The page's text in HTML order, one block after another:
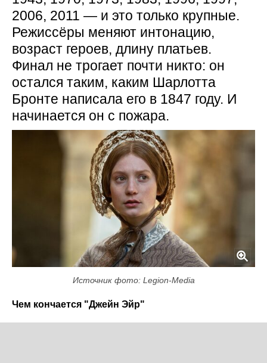
2006, 2011 — и это только крупные.
Режиссёры меняют интонацию,
возраст героев, длину платьев.
Финал не трогает почти никто: он
остался таким, каким Шарлотта
Бронте написала его в 1847 году. И
начинается он с пожара.
Источник фото: Legion-Media
Чем кончается "Джейн Эйр"